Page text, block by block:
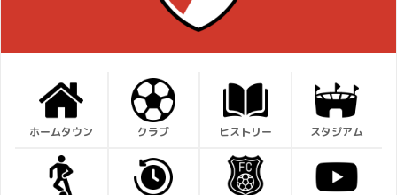
ホームタウン クラブ ヒストリー スタジアム